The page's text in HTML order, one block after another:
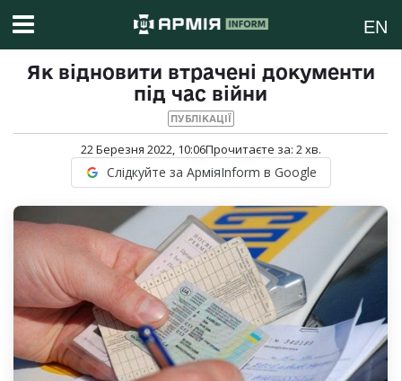
EN
Як відновити втрачені документи
під час війни
ПУБЛІКАЦІЇ
22 Березня 2022, 10:06Прочитаєте за: 2хв.
Слідкуйте за АрміяInform в Google